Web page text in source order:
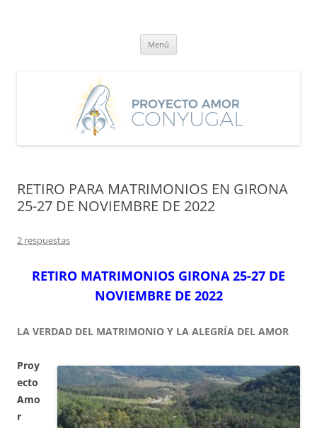
Menú
RETIRO PARA MATRIMONIOS EN GIRONA
25-27 DE NOVIEMBRE DE 2022
2 respuestas
RETIRO MATRIMONIOS GIRONA 25-27 DE
NOVIEMBRE DE 2022
LA VERDAD DEL MATRIMONIO Y LA ALEGRÍA DEL AMOR
Proy
ecto
Amo
r